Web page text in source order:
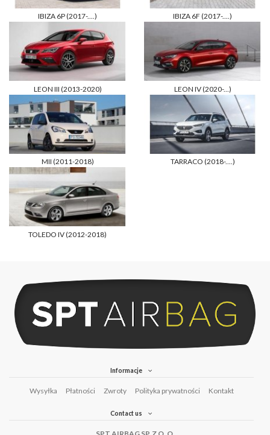
IBIZA 6P (2017-....) IBIZA 6F (2017-....)
LEON III (2013-2020) LEON IV (2020-...)
MII (2011-2018) TARRACO (2018-....)
TOLEDO IV (2012-2018)
Informacje
Wysyłka Płatności Zwroty Polityka prywatności Kontakt
Contact us